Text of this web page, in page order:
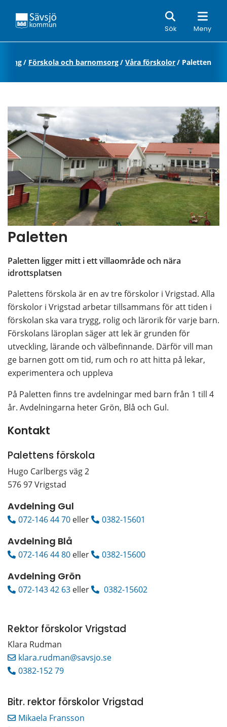
Sök Meny
Sök
/ Förskola och barnomsorg/ Våra förskolor/ Paletten
Paletten
Paletten ligger mitt i ett villaområde och nära
idrottsplatsen
Palettens förskola är en av tre förskolor i Vrigstad. Alla
förskolor i Vrigstad arbetar tillsammans för att tiden i
förskolan ska vara trygg, rolig och lärorik för varje barn.
Förskolans läroplan säger att lek är grunden för
utveckling, lärande och välbefinnande. Därför vill man
ge barnen gott om tid, rum och ro att hitta på lekar,
experimentera och uppleva
På Paletten finns tre avdelningar med barn från 1 till 4
år. Avdelningarna heter Grön, Blå och Gul.
Kontakt
Palettens förskola
Hugo Carlbergs väg 2
576 97 Vrigstad
Avdelning Gul
072-146 44 70 eller 0382-15601
Avdelning Blå
072-146 44 80 eller 0382-15600
Avdelning Grön
072-143 42 63 eller 0382-15602
Rektor förskolor Vrigstad
Klara Rudman
klara.rudman@savsjo.se
0382-152 79
Bitr. rektor förskolor Vrigstad
Mikaela Fransson